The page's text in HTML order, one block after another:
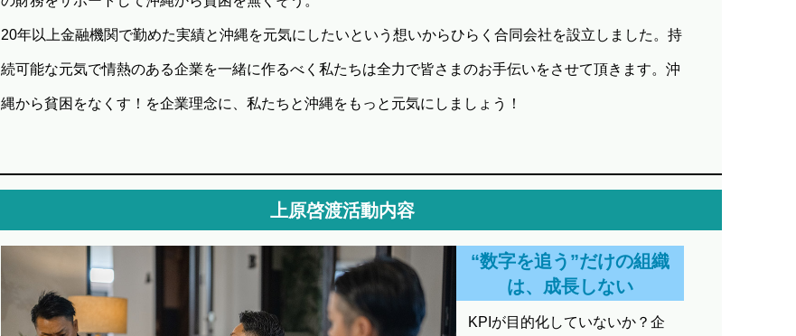
20年以上金融機関で勤めた実績と沖縄を元気にしたいという想いからひらく合同会社を設立しました。持
続可能な元気で情熱のある企業を一緒に作るべく私たちは全力で皆さまのお手伝いをさせて頂きます。沖
縄から貧困をなくす！を企業理念に、私たちと沖縄をもっと元気にしましょう！
上原啓渡活動内容
“数字を追う”だけの組織
は、成長しない
KPIが目的化していないか？企